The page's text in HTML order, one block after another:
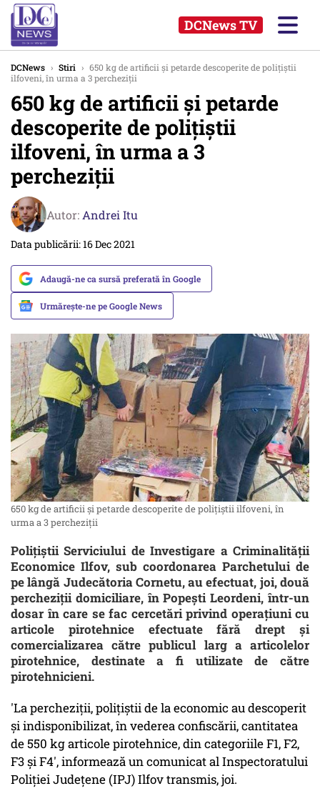
DCNews TV
DCNews › Stiri › 650 kg de artificii şi petarde descoperite de poliţiştii
ilfoveni, în urma a 3 percheziţii
650 kg de artificii şi petarde
descoperite de poliţiştii
ilfoveni, în urma a 3
percheziţii
Autor: Andrei Itu
Data publicării: 16 Dec 2021
Adaugă-ne ca sursă preferată în Google
Urmărește-ne pe Google News
650 kg de artificii şi petarde descoperite de poliţiştii ilfoveni, în
urma a 3 percheziţii
Poliţiştii Serviciului de Investigare a Criminalităţii
Economice Ilfov, sub coordonarea Parchetului de
pe lângă Judecătoria Cornetu, au efectuat, joi, două
percheziţii domiciliare, în Popeşti Leordeni, într-un
dosar în care se fac cercetări privind operaţiuni cu
articole pirotehnice efectuate fără drept şi
comercializarea către publicul larg a articolelor
pirotehnice, destinate a fi utilizate de către
pirotehnicieni.
'La percheziţii, poliţiştii de la economic au descoperit
şi indisponibilizat, în vederea confiscării, cantitatea
de 550 kg articole pirotehnice, din categoriile F1, F2,
F3 şi F4', informează un comunicat al Inspectoratului
Poliţiei Judeţene (IPJ) Ilfov transmis, joi.